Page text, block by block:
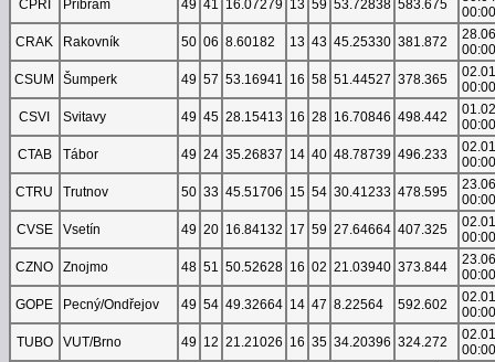
CPRI
Příbram 49 41 16.07279 13 59 53.72838 583.675
00:00
CRAK
Rakovník 50 06 8.60182 13 43 45.25330 381.872
00:00
CSUM
Šumperk 49 57 53.16941 16 58 51.44527 378.365
00:00
CSVI
Svitavy 49 45 28.15413 16 28 16.70846 498.442
00:00
CTAB
Tábor 49 24 35.26837 14 40 48.78739 496.233
00:00
CTRU
Trutnov 50 33 45.51706 15 54 30.41233 478.595
00:00
CVSE
Vsetín 49 20 16.84132 17 59 27.64664 407.325
00:00
CZNO
Znojmo 48 51 50.52628 16 02 21.03940 373.844
00:00
GOPE
Pecný/Ondřejov 49 54 49.32664 14 47 8.22564 592.602
00:00
TUBO
VUT/Brno 49 12 21.21026 16 35 34.20396 324.272
00:00